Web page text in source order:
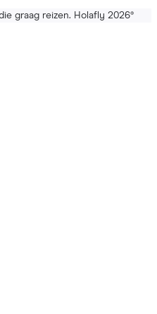
graag reizen. Holafly 2026®